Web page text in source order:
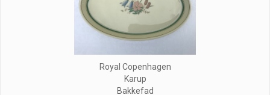
Royal Copenhagen
Karup
Bakkefad